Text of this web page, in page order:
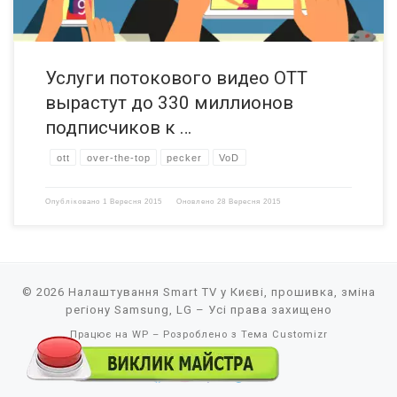
Услуги потокового видео OTT
вырастут до 330 миллионов
подписчиков к …
ott over-the-top pecker VoD
Опубліковано 1 Вересня 2015 Оновлено 28 Вересня 2015
© 2026 Налаштування Smart TV у Києві, прошивка, зміна
регіону Samsung, LG – Усі права захищено
Працює на WP – Розроблено з Тема Customizr